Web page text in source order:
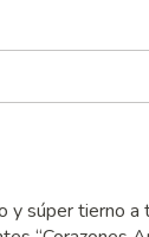
y súper tierno a